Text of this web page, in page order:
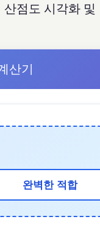
점도 시각화
산기
완벽한 적합